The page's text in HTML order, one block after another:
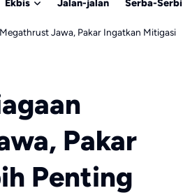
Jawa, Pakar Ingatkan Mitigasi
Pakar
Penting